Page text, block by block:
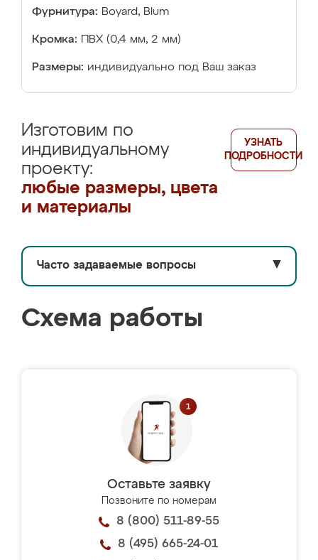
Фурнитура: Boyard, Blum
Кромка: ПВХ (0,4 мм, 2 мм)
Размеры: индивидуально под Ваш заказ
Изготовим по
индивидуальному
проекту:
любые размеры, цвета
и материалы
УЗНАТЬ
ПОДРОБНОСТИ
Часто задаваемые вопросы ▼
Схема работы
Оставьте заявку
Позвоните по номерам
8 (800) 511-89-55
8 (495) 665-24-01